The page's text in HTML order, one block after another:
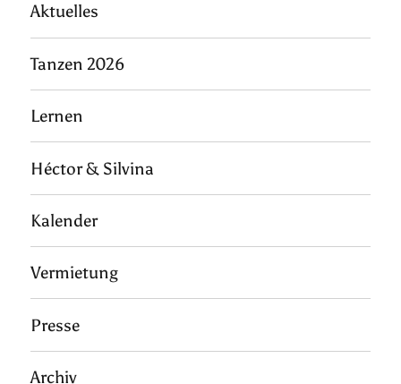
Aktuelles
Tanzen 2026
Lernen
Héctor & Silvina
Kalender
Vermietung
Presse
Archiv